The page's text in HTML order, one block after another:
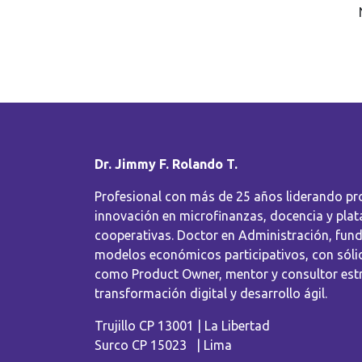
Dr. Jimmy F. Rolando T.
Profesional con más de 25 años liderando
innovación en microfinanzas, docencia y
cooperativas. Doctor en Administración,
modelos económicos participativos, con
como Product Owner, mentor y consultor
transformación digital y desarrollo ágil.
Trujillo CP 13001 | La Libertad
Surco CP 15023 | Lima